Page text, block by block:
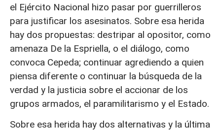
el Ejército Nacional hizo pasar por guerrilleros
para justificar los asesinatos. Sobre esa herida
hay dos propuestas: destripar al opositor, como
amenaza De la Espriella, o el diálogo, como
convoca Cepeda; continuar agrediendo a quien
piensa diferente o continuar la búsqueda de la
verdad y la justicia sobre el accionar de los
grupos armados, el paramilitarismo y el Estado.
Sobre esa herida hay dos alternativas y la última